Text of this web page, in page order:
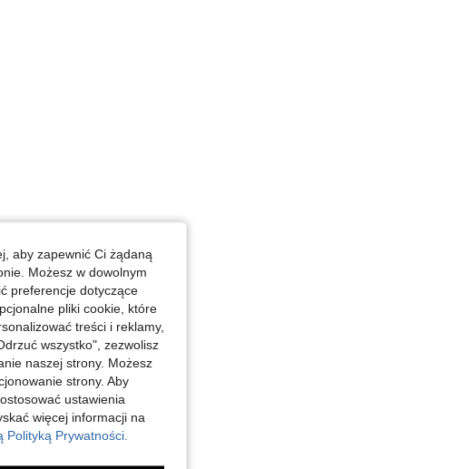
aby zapewnić Ci żądaną
Możesz w dowolnym
preferencje dotyczące
pliki cookie, które
treści i reklamy,
wszystko", zezwolisz
naszej strony. Możesz
strony. Aby
ustawienia
więcej informacji na
Prywatności.